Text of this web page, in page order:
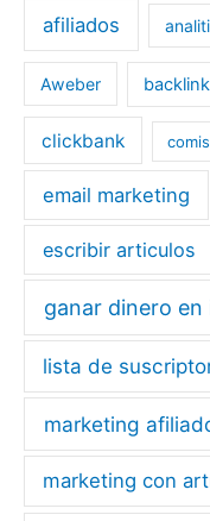
afiliados
Aweber
clickbank
email marketing
escribir articulos
ganar dinero
lista de
marketing
marketing con